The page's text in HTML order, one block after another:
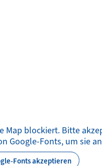
Map blockiert. Bitte
Google-Fonts, um sie
Fonts akzeptieren